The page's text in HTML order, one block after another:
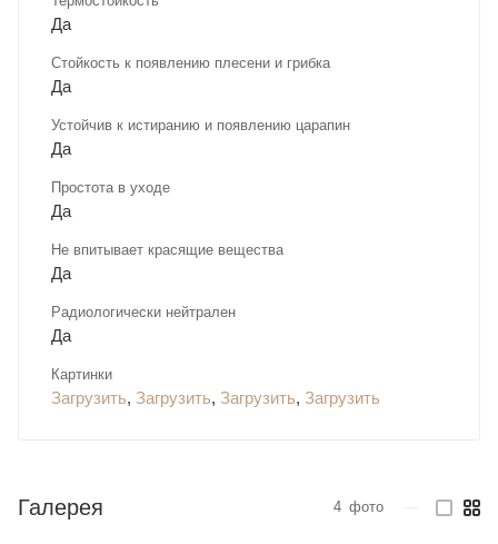
Да
Стойкость к появлению плесени и грибка
Да
Устойчив к истиранию и появлению царапин
Да
Простота в уходе
Да
Не впитывает красящие вещества
Да
Радиологически нейтрален
Да
Картинки
Загрузить, Загрузить, Загрузить, Загрузить
Галерея 4 фото